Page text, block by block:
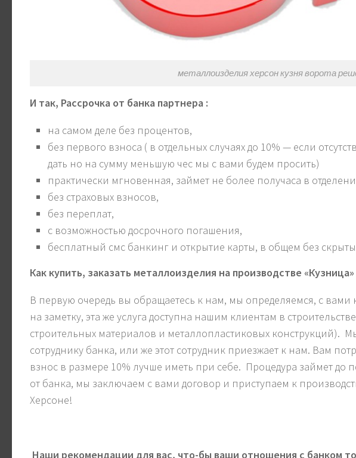
металлоизделия херсон кузня ворота
И так, Рассрочка от банка партнера :
на самом деле без процентов,
без первого взноса ( в отдельных случаях до 10% — если
дать но на сумму меньшую чес мы с вами будем просить)
практически мгновенная, займет не более получаса в
без страховых взносов,
без переплат,
с возможностью досрочного погашения,
бесплатный смс банкинг и открытие карты, в общем без
Как купить, заказать металлоизделия на производстве
В первую очередь вы обращаетесь к нам, мы определяемся, с вами
на заметку, эта же услуга доступна нашим клиентам в
строительных материалов и металлопластиковых конструкций).
сотруднику банка, или же этот сотрудник приезжает к нам. Вам
взнос в размере 10% лучше иметь при себе. Процедура займет до
от банка, мы заключаем с вами договор и приступаем к
Херсоне!
Наши рекомендации для вас, что-бы ваши отношения с банком